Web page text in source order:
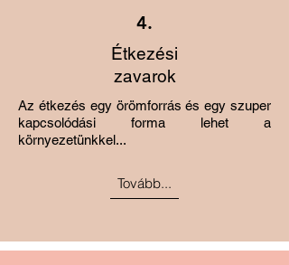
4.
Étkezési
zavarok
Az étkezés egy örömforrás és egy szuper
kapcsolódási forma lehet a
környezetünkkel...
Tovább...